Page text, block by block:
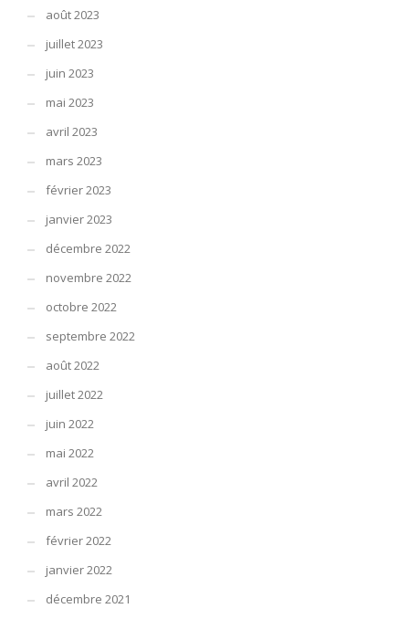
août 2023
juillet 2023
juin 2023
mai 2023
avril 2023
mars 2023
février 2023
janvier 2023
décembre 2022
novembre 2022
octobre 2022
septembre 2022
août 2022
juillet 2022
juin 2022
mai 2022
avril 2022
mars 2022
février 2022
janvier 2022
décembre 2021